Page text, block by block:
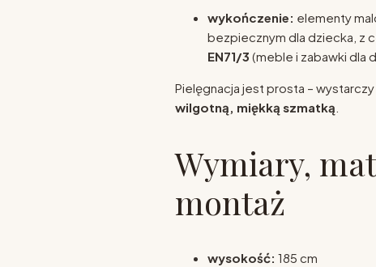
wykończenie: elementy
bezpiecznym dla dziecka, z
EN71/3 (meble i zabawki dla
Pielęgnacja jest prosta – wystarczy
wilgotną, miękką szmatką
Wymiary,
montaż
wysokość: 185 cm